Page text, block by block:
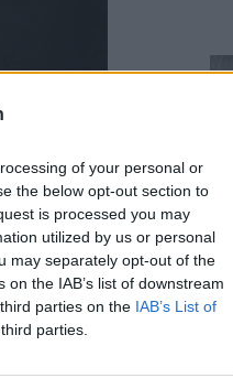
of your personal or
the below opt-out section to
is processed you may
utilized by us or personal
may separately opt-out of the
the IAB’s list of downstream
parties on the IAB’s List of
parties.